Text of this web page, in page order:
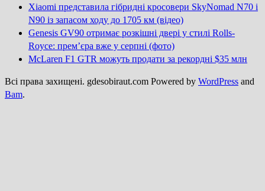
Xiaomi представила гібридні кросовери SkyNomad N70 і
N90 із запасом ходу до 1705 км (відео)
Genesis GV90 отримає розкішні двері у стилі Rolls-
Royce: прем’єра вже у серпні (фото)
McLaren F1 GTR можуть продати за рекордні $35 млн
Всі права захищені. gdesobiraut.com Powered by WordPress and
Bam.